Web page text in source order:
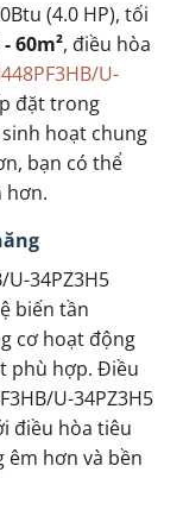
(4.0 HP), tối
60m², điều hòa
U-
đặt trong
hoạt chung
bạn có thể
hơn.
U-34PZ3H5
biến tần
cơ hoạt động
phù hợp. Điều
U-34PZ3H5
điều hòa tiêu
êm hơn và bền